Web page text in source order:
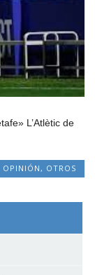
L’Atlètic de
OPINIÓN , OTROS